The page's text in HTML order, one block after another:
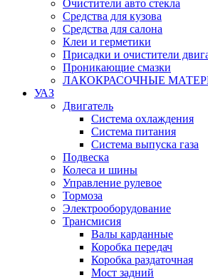
Очистители авто стекла
Средства для кузова
Средства для салона
Клеи и герметики
Присадки и очистители
Проникающие смазки
ЛАКОКРАСОЧНЫЕ
УАЗ
Двигатель
Система охлаждения
Система питания
Система выпуска газа
Подвеска
Колеса и шины
Управление рулевое
Тормоза
Электрооборудование
Трансмисия
Валы карданные
Коробка передач
Коробка раздаточная
Мост задний